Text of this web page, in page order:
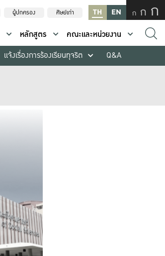
ผู้ปกครอง ศิษย์เก่า TH EN ก ก ก
หลักสูตร
คณะและหน่วยงาน
แจ้งเรื่องการร้องเรียนทุจริต Q&A